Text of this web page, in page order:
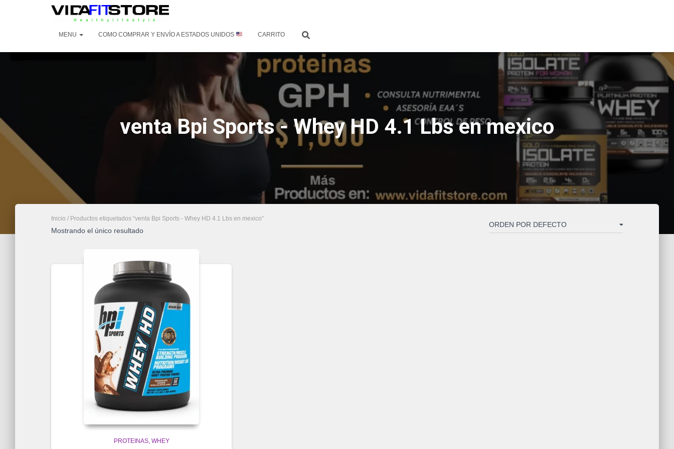
MENU COMO COMPRAR Y ENVÍO A ESTADOS UNIDOS CARRITO
venta Bpi Sports - Whey HD 4.1 Lbs en mexico
Inicio / Productos etiquetados “venta Bpi Sports - Whey HD 4.1 Lbs en mexico”
Mostrando el único resultado
PROTEINAS WHEY